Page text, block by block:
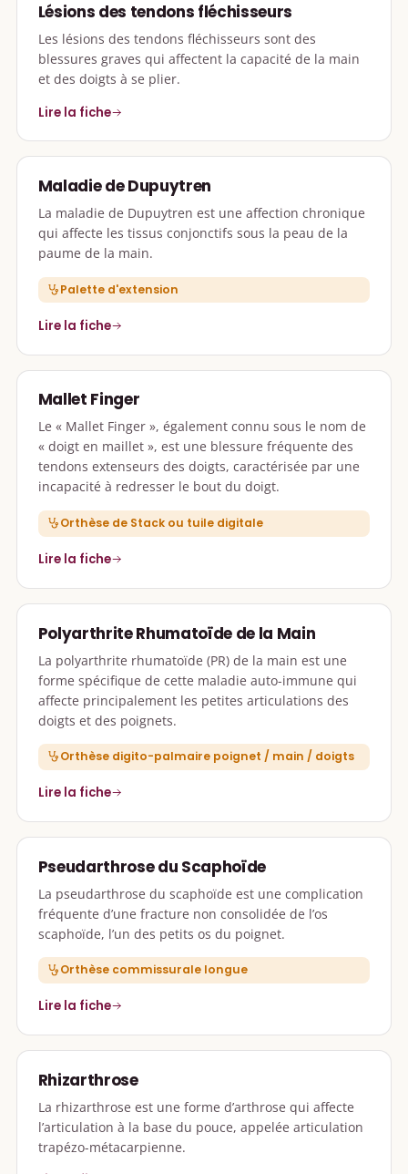
Lésions des tendons fléchisseurs
Les lésions des tendons fléchisseurs sont des
blessures graves qui affectent la capacité de la main
et des doigts à se plier.
Lire la fiche
Maladie de Dupuytren
La maladie de Dupuytren est une affection chronique
qui affecte les tissus conjonctifs sous la peau de la
paume de la main.
Palette d'extension
Lire la fiche
Mallet Finger
Le « Mallet Finger », également connu sous le nom de
« doigt en maillet », est une blessure fréquente des
tendons extenseurs des doigts, caractérisée par une
incapacité à redresser le bout du doigt.
Orthèse de Stack ou tuile digitale
Lire la fiche
Polyarthrite Rhumatoïde de la Main
La polyarthrite rhumatoïde (PR) de la main est une
forme spécifique de cette maladie auto-immune qui
affecte principalement les petites articulations des
doigts et des poignets.
Orthèse digito-palmaire poignet / main / doigts
Lire la fiche
Pseudarthrose du Scaphoïde
La pseudarthrose du scaphoïde est une complication
fréquente d’une fracture non consolidée de l’os
scaphoïde, l’un des petits os du poignet.
Orthèse commissurale longue
Lire la fiche
Rhizarthrose
La rhizarthrose est une forme d’arthrose qui affecte
l’articulation à la base du pouce, appelée articulation
trapézo-métacarpienne.